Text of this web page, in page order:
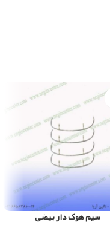
سیم هوک دار بیضی